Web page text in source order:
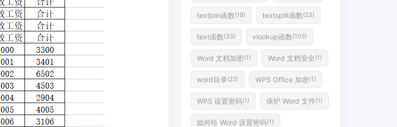
textjoin函数(18) textsplit函数(23)
text函数(35) vlookup函数(105)
Word 文档加密(1) Word 文档安全(1)
word目录(22) WPS Office 加密(1)
WPS 设置密码(1) 保护 Word 文件(1)
如何给 Word 设置密码(1)